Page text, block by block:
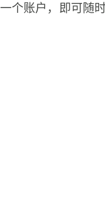
一个账户，即可随